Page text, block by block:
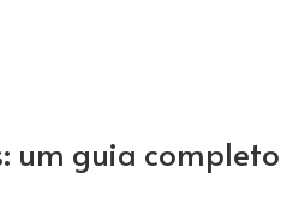
um guia completo